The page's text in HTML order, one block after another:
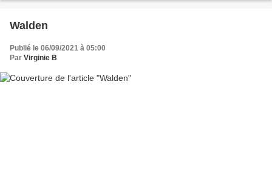
Walden
Publié le 06/09/2021 à 05:00
Par Virginie B